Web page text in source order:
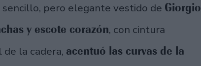
sencillo, pero elegante vestido de Giorgio
y escote corazón, con cintura
la cadera, acentuó las curvas de la